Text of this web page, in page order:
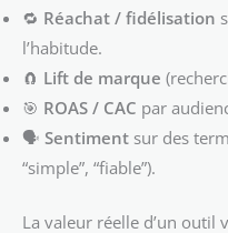
🔁 Réachat / fidélisation
l’habitude.
🧲 Lift de marque
🎯 ROAS / CAC par
🗣️ Sentiment sur des
“simple”, “fiable”).
La valeur réelle d’un outil